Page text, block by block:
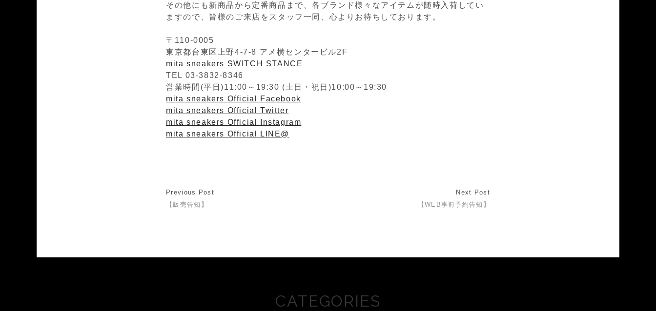
その他にも新商品から定番商品まで、各ブランド様々なアイテムが随時入荷してい
ますので、皆様のご来店をスタッフ一同、心よりお待ちしております。
〒110-0005
東京都台東区上野4-7-8 アメ横センタービル2F
mita sneakers SWITCH STANCE
TEL 03-3832-8346
営業時間(平日)11:00～19:30 (土日・祝日)10:00～19:30
mita sneakers Official Facebook
mita sneakers Official Twitter
mita sneakers Official Instagram
mita sneakers Official LINE@
Previous Post
【販売告知】
Next Post
【WEB事前予約告知】
CATEGORIES